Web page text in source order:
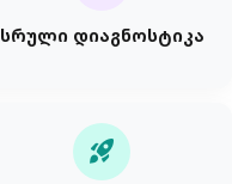
სრული დიაგნოსტიკა
rocket_launch